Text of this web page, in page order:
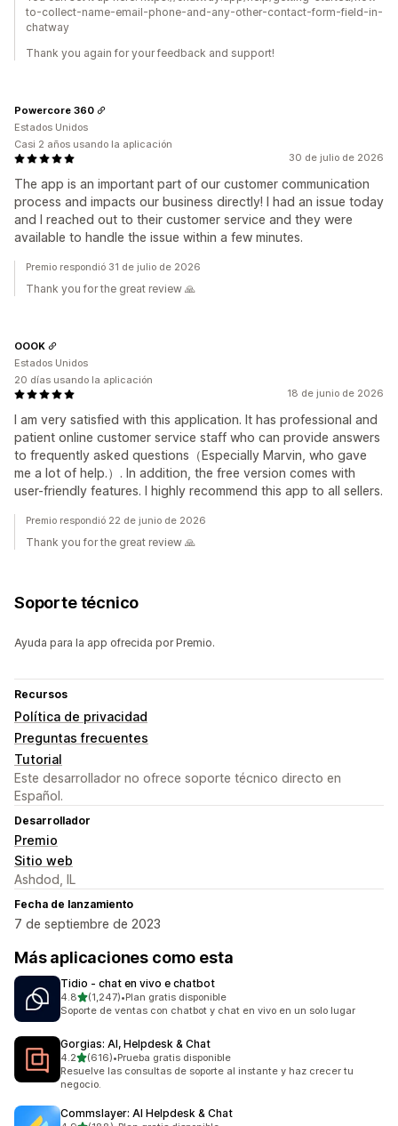
to-collect-name-email-phone-and-any-other-contact-form-field-in-
chatway
Thank you again for your feedback and support!
30 de julio de 2026
The app is an important part of our customer communication
process and impacts our business directly! I had an issue today
and I reached out to their customer service and they were
available to handle the issue within a few minutes.
Powercore 360
Estados Unidos
Casi 2 años usando la aplicación
Premio respondió 31 de julio de 2026
Thank you for the great review 🙏
18 de junio de 2026
I am very satisfied with this application. It has professional and
patient online customer service staff who can provide answers
to frequently asked questions（Especially Marvin, who gave
me a lot of help.）. In addition, the free version comes with
user-friendly features. I highly recommend this app to all sellers.
OOOK
Estados Unidos
20 días usando la aplicación
Premio respondió 22 de junio de 2026
Thank you for the great review 🙏
Soporte técnico
Ayuda para la app ofrecida por Premio.
Recursos
Política de privacidad
Preguntas frecuentes
Tutorial
Este desarrollador no ofrece soporte técnico directo en
Español.
Desarrollador
Premio
Sitio web
Ashdod, IL
Fecha de lanzamiento
7 de septiembre de 2023
Más aplicaciones como esta
Tidio ‑ chat en vivo e chatbot
4.8de 5 estrellas
(1,247)
1247 reseñas en total
•Plan gratis disponible
Soporte de ventas con chatbot y chat en vivo en un solo lugar
Gorgias: AI, Helpdesk & Chat
4.2de 5 estrellas
(616)
616 reseñas en total
•Prueba gratis disponible
Resuelve las consultas de soporte al instante y haz crecer tu
negocio.
Commslayer: AI Helpdesk & Chat